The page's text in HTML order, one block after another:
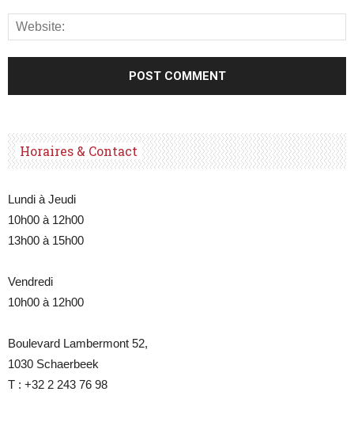
Horaires & Contact
Lundi à Jeudi
10h00 à 12h00
13h00 à 15h00
Vendredi
10h00 à 12h00
Boulevard Lambermont 52,
1030 Schaerbeek
T : +32 2 243 76 98